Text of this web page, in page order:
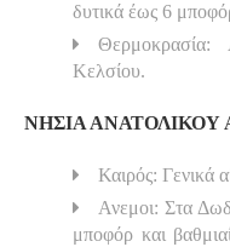
δυτικά έως 6
Κελσίου.
ΝΗΣΙΑ ΑΝΑΤΟΛΙΚΟΥ
Καιρός: Γενικά
Ανεμοι: Στα
μποφόρ και